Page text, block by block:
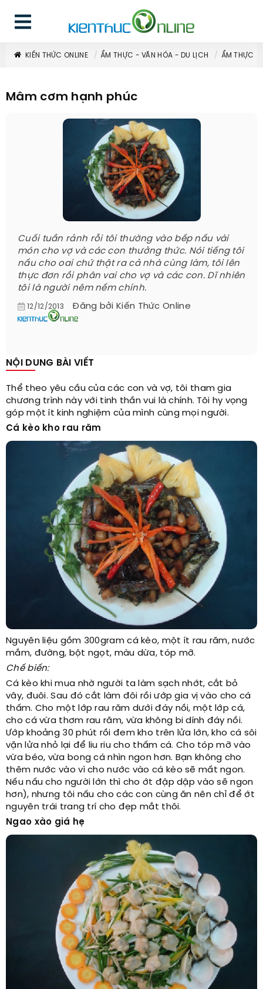
KIẾN THỨC ONLINE ẨM THỰC - VĂN HÓA - DU LỊCH ẨM THỰC
Mâm cơm hạnh phúc
Cuối tuần rảnh rỗi tôi thường vào bếp nấu vài
món cho vợ và các con thưởng thức. Nói tiếng tôi
nấu cho oai chứ thật ra cả nhà cùng làm, tôi lên
thực đơn rồi phân vai cho vợ và các con. Dĩ nhiên
tôi là người nêm nếm chính.
12/12/2013 Đăng bởi Kiến Thức Online
NỘI DUNG BÀI VIẾT
Thể theo yêu cầu của các con và vợ, tôi tham gia
chương trình này với tinh thần vui là chính. Tôi hy vọng
góp một ít kinh nghiệm của mình cùng mọi người.
Cá kèo kho rau răm
Nguyên liệu gồm 300gram cá kèo, một ít rau răm, nước
mắm, đường, bột ngọt, màu dừa, tóp mỡ.
Chế biến:
Cá kèo khi mua nhờ người ta làm sạch nhớt, cắt bỏ
vây, đuôi. Sau đó cắt làm đôi rồi ướp gia vị vào cho cá
thấm. Cho một lớp rau răm dưới đáy nồi, một lớp cá,
cho cá vừa thơm rau răm, vừa không bi dính đáy nồi.
Ướp khoảng 30 phút rồi đem kho trên lửa lớn, kho cá sôi
vặn lửa nhỏ lại để liu riu cho thấm cá. Cho tóp mỡ vào
vừa béo, vừa bong cá nhìn ngon hơn. Bạn không cho
thêm nước vào vì cho nước vào cá kèo sẽ mất ngon.
Nếu nấu cho người lớn thì cho ớt đập dập vào sẽ ngon
hơn), nhưng tôi nấu cho các con cùng ăn nên chỉ để ớt
nguyên trái trang trí cho đẹp mắt thôi.
Ngao xào giá hẹ